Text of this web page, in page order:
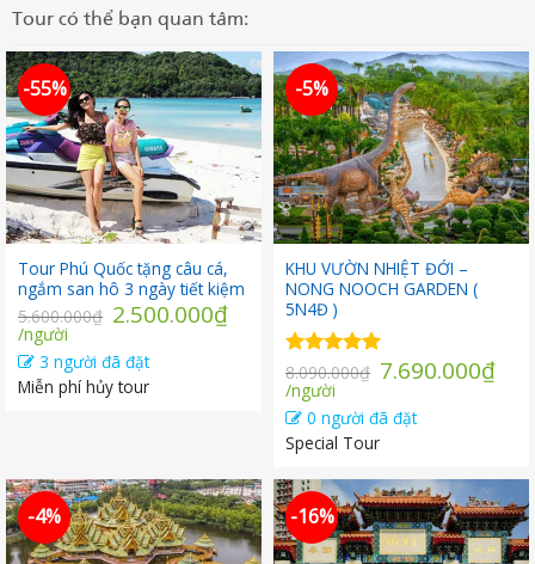
Tour có thể bạn quan tâm:
-55%
Tour Phú Quốc tặng câu cá,
ngắm san hô 3 ngày tiết kiệm
5.600.000₫ Giá
là:
5.600.000₫.
2.500.000₫
Giá
hiện
tại
là:
/người
3 người đã đặt
Miễn phí hủy tour
-5%
KHU VƯỜN NHIỆT ĐỚI –
NONG NOOCH GARDEN (
5N4Đ )
Được xếp
hạng5.00
5 sao
8.090.000₫ Giá
là:
8.090.000₫.
7.690.000₫
Giá
hiện
tại
là:
7.690.000₫.
/người
0 người đã đặt
Special Tour
-4% -16%